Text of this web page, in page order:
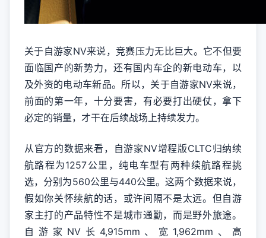
关于自游家NV来说，竞赛压力无比巨大。它不但要
面临国产的新势力，还有国内车企的新电动车，以
及外资的电动车新品。所以，关于自游家NV来说，
前面的第一年，十分要害，有必要打出硬仗，拿下
必定的销量，才干在后续战场上持续发力。
从官方的数据来看，自游家NV增程版CLTC归纳续
航路程为1257公里，纯电车型有两种续航路程挑
选，分别为560公里与440公里。这两个数据来说，
假如你关怀续航的话，或许间隔不是太远。但自游
家主打的产品特性不是城市通勤，而是野外旅途。
自游家NV长4,915mm、宽1,962mm、高